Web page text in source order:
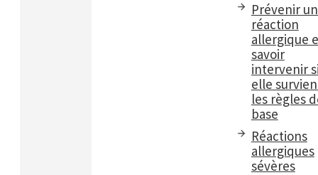
Prévenir
réaction
allergique
savoir
intervenir
elle
les règles
base
Réactions
allergiques
sévères